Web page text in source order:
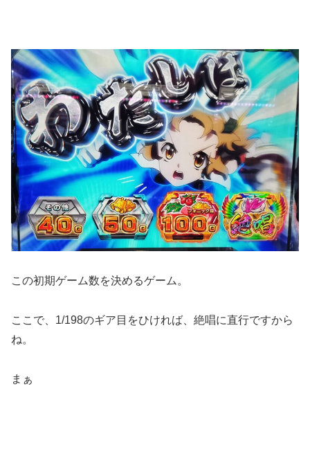
この初期ゲーム数を決めるゲーム。
ここで、1/198のギア目をひければ、絶唱に直行ですから
ね。
まぁ